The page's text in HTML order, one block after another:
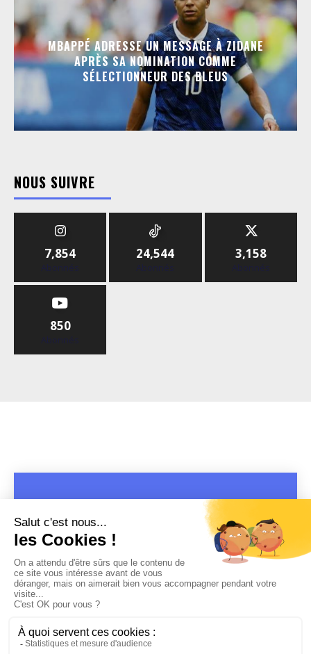
MBAPPÉ ADRESSE UN MESSAGE À ZIDANE
APRÈS SA NOMINATION COMME
SÉLECTIONNEUR DES BLEUS
NOUS SUIVRE
7,854
Abonnés
24,544
Abonnés
3,158
Abonnés
850
Abonnés
MENTIONS LÉGALES-POLITIQUE DE CONFIDENTIALITÉ